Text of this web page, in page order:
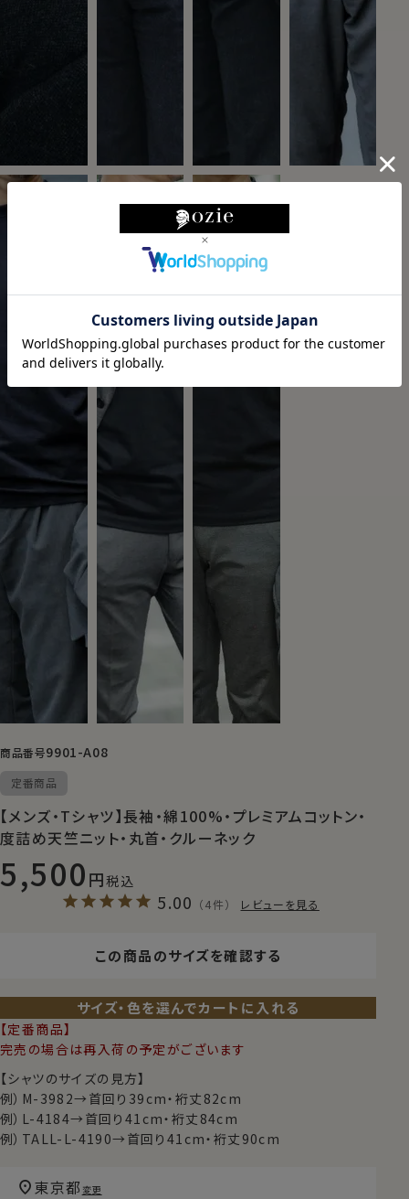
商品番号9901-A08
定番商品
【メンズ・Tシャツ】長袖・綿100%・プレミアムコットン・
度詰め天竺ニット・丸首・クルーネック
5,500 税込
5.00 （4件） レビューを見る
この商品のサイズを確認する
サイズ・色を選んでカートに入れる
【定番商品】
完売の場合は再入荷の予定がございます
【シャツのサイズの見方】
例）M-3982→首回り39cm・裄丈82cm
例）L-4184→首回り41cm・裄丈84cm
例）TALL-L-4190→首回り41cm・裄丈90cm
東京都 変更